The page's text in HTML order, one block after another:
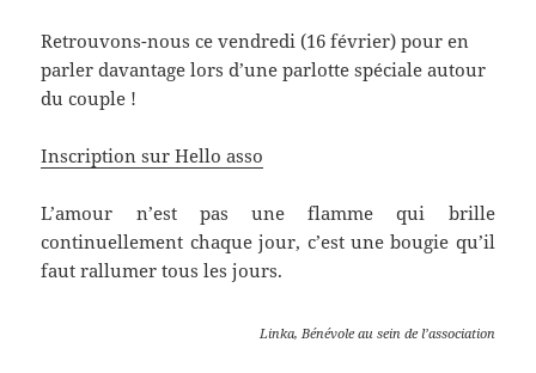
Retrouvons-nous ce vendredi (16 février) pour en
parler davantage lors d’une parlotte spéciale autour
du couple !
Inscription sur Hello asso
L’amour n’est pas une flamme qui brille
continuellement chaque jour, c’est une bougie qu’il
faut rallumer tous les jours.
Linka, Bénévole au sein de l’association